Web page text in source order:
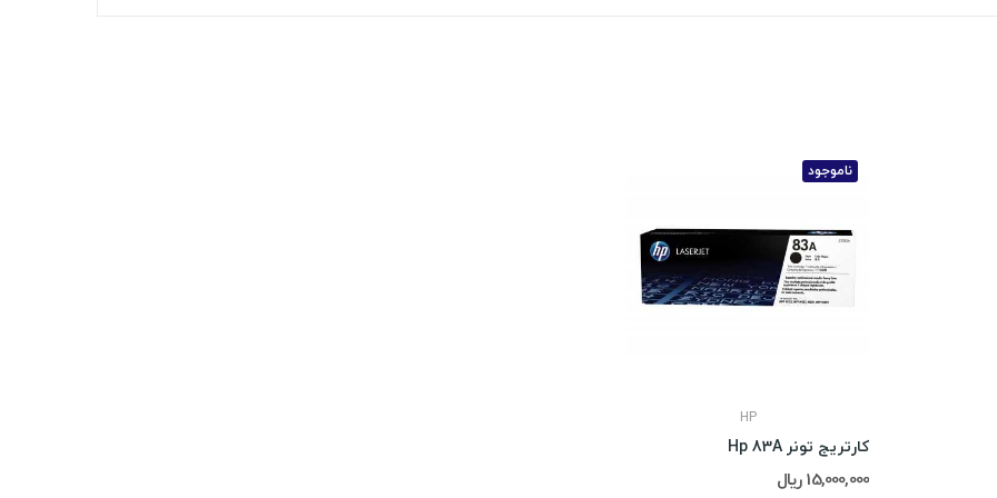
ناموجود
HP
کارتریج تونر Hp 83A
15,000,000 ریال